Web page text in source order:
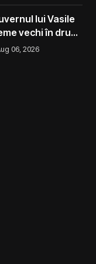
un măr din
lui Vasile
vechi în drum
06, 2026